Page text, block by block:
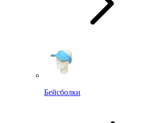
Бейсболки